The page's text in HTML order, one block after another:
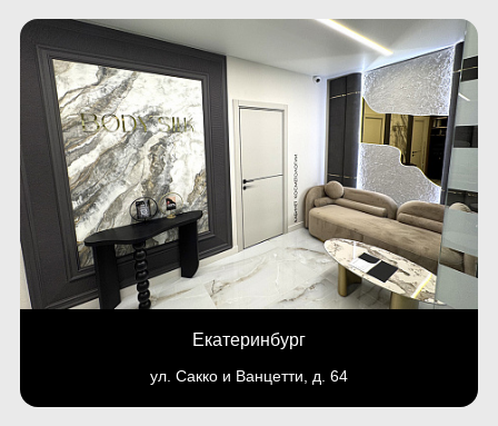
Екатеринбург
ул. Сакко и Ванцетти, д. 64